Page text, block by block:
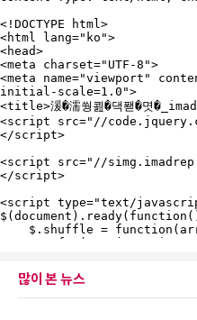
많이 본 뉴스